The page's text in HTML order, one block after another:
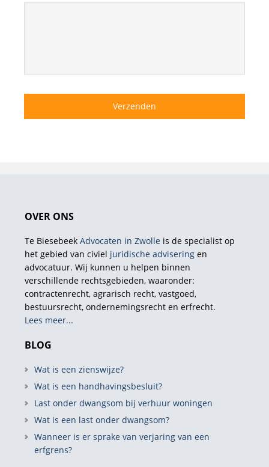
OVER ONS
Te Biesebeek Advocaten in Zwolle is de specialist op
het gebied van civiel juridische adviseringen
advocatuur. Wij kunnen u helpen binnen
verschillende rechtsgebieden, waaronder:
contractenrecht, agrarisch recht, vastgoed,
bestuursrecht, ondernemingsrecht en erfrecht.
Lees meer...
BLOG
Wat is een zienswijze?
Wat is een handhavingsbesluit?
Last onder dwangsom bij verhuur woningen
Wat is een last onder dwangsom?
Wanneer is er sprake van verjaring van een
erfgrens?